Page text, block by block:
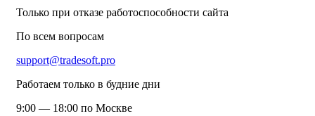
Только при отказе работоспособности сайта
По всем вопросам
support@tradesoft.pro
Работаем только в будние дни
9:00 — 18:00 по Москве